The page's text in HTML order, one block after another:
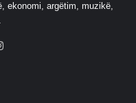
ekonomi, argëtim, muzikë,